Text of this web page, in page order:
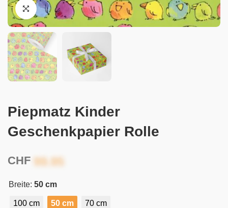
Piepmatz Kinder
Geschenkpapier Rolle
CHF
Breite: 50 cm
100 cm 50 cm 70 cm